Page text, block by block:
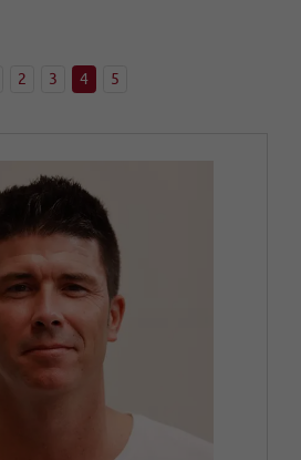
2 3 4 5